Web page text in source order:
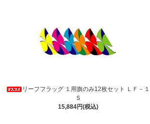
リーフフラッグ １用旗のみ12枚セット ＬＦ－１
Ｓ
15,884円(税込)